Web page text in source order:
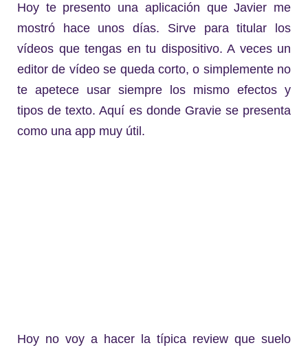
Hoy te presento una aplicación que Javier me
mostró hace unos días. Sirve para titular los
vídeos que tengas en tu dispositivo. A veces un
editor de vídeo se queda corto, o simplemente no
te apetece usar siempre los mismo efectos y
tipos de texto. Aquí es donde Gravie se presenta
como una app muy útil.
Hoy no voy a hacer la típica review que suelo